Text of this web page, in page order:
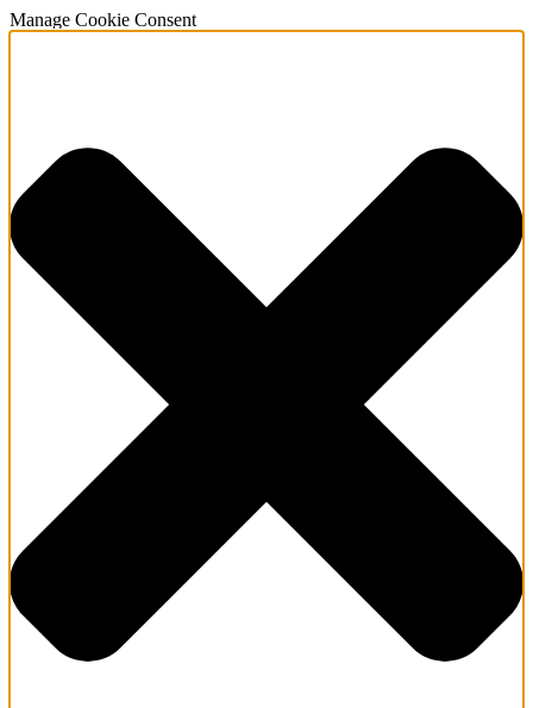
Manage Cookie Consent